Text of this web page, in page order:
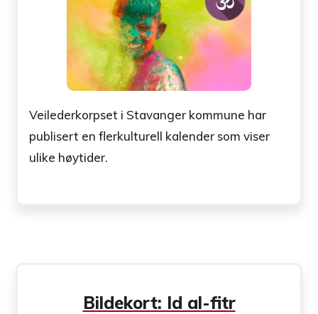
Veilederkorpset i Stavanger kommune har
publisert en flerkulturell kalender som viser
ulike høytider.
Bildekort: Id al-fitr